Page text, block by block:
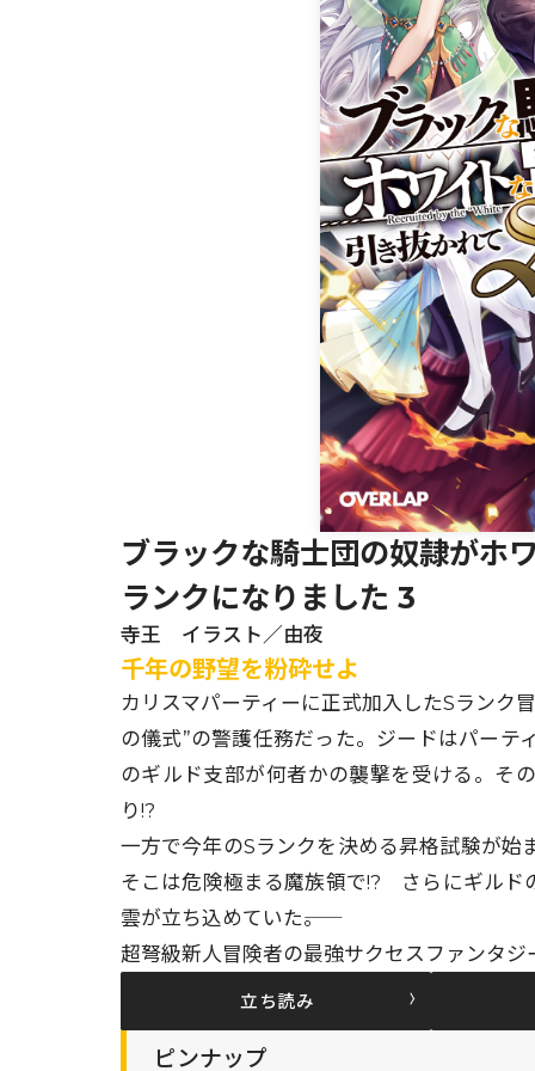
ブラックな騎士団の奴隷がホ
ランクになりました 3
寺王 イラスト／由夜
千年の野望を粉砕せよ
カリスマパーティーに正式加入したSランク
の儀式”の警護任務だった。ジードはパー
のギルド支部が何者かの襲撃を受ける。そ
り!?
一方で今年のSランクを決める昇格試験が
そこは危険極まる魔族領で!? さらにギルド
雲が立ち込めていた――。
超弩級新人冒険者の最強サクセスファンタジ
立ち読み
ピンナップ